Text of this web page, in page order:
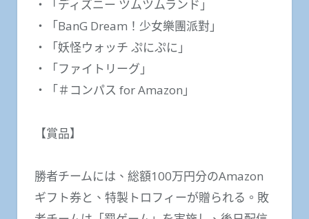
・「ディズニー ツムツムランド」
・「BanG Dream！少女樂團派對」
・「妖怪ウォッチ ぷにぷに」
・「ファイトリーグ」
・「＃コンパス for Amazon」
【賞品】
勝者チームには、総額100万円分のAmazon
ギフト券と、特製トロフィーが贈られる。敗